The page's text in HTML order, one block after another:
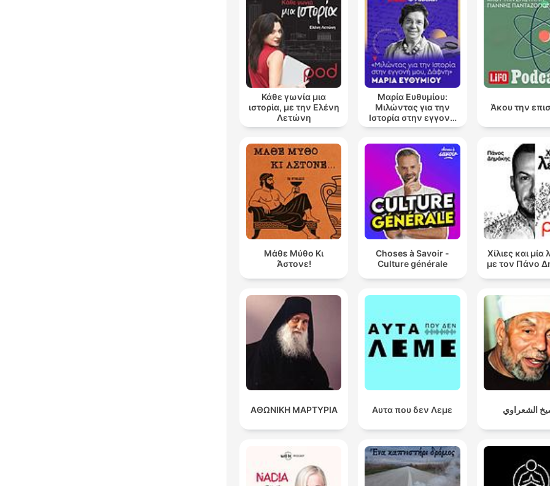
Κάθε γωνία μια
ιστορία, με την Ελένη
Λετώνη
Μαρία Ευθυμίου:
Μιλώντας για την
Ιστορία στην εγγονή
μου, Δάφνη
Άκου την
Μάθε Μύθο Κι
Άστονε!
Choses à Savoir -
Culture générale
Χίλιες και μία
με τον Πάνο
ΑΘΩΝΙΚΗ ΜΑΡΤΥΡΙΑ Αυτα που δεν Λεμε الشعراوي